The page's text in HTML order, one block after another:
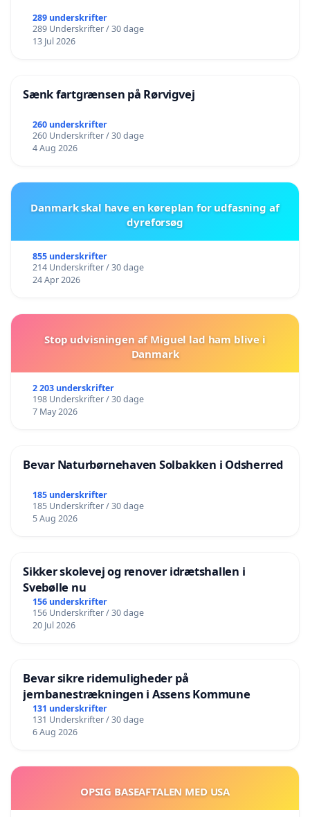
289 underskrifter
289 Underskrifter / 30 dage
13 Jul 2026
Sænk fartgrænsen på Rørvigvej
260 underskrifter
260 Underskrifter / 30 dage
4 Aug 2026
Danmark skal have en køreplan for udfasning af
dyreforsøg
855 underskrifter
214 Underskrifter / 30 dage
24 Apr 2026
Stop udvisningen af Miguel lad ham blive i
Danmark
2 203 underskrifter
198 Underskrifter / 30 dage
7 May 2026
Bevar Naturbørnehaven Solbakken i Odsherred
185 underskrifter
185 Underskrifter / 30 dage
5 Aug 2026
Sikker skolevej og renover idrætshallen i
Svebølle nu
156 underskrifter
156 Underskrifter / 30 dage
20 Jul 2026
Bevar sikre ridemuligheder på
jernbanestrækningen i Assens Kommune
131 underskrifter
131 Underskrifter / 30 dage
6 Aug 2026
OPSIG BASEAFTALEN MED USA